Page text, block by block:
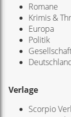
Romane
Krimis &
Europa
Politik
Verlage
Scorpio